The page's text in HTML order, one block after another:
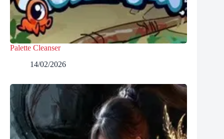
Palette Cleanser
14/02/2026